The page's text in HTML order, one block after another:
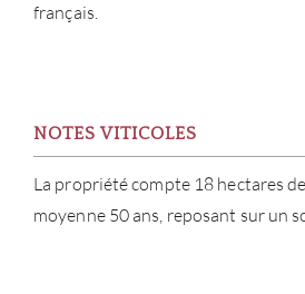
français.
NOTES VITICOLES
La propriété compte 18 hectares
moyenne 50 ans, reposant sur un